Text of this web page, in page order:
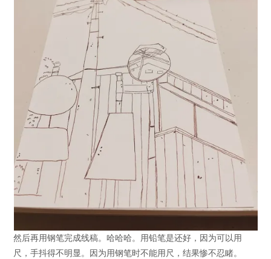
然后再用钢笔完成线稿。哈哈哈。用铅笔是还好，因为可以用
尺，手抖得不明显。因为用钢笔时不能用尺，结果惨不忍睹。